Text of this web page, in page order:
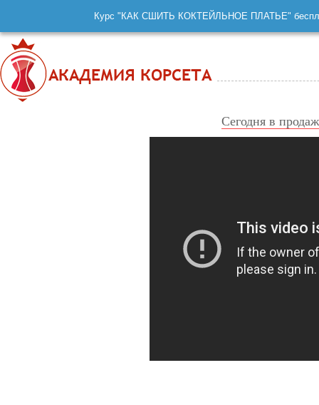
Курс "КАК СШИТЬ КОКТЕЙЛЬНОЕ ПЛАТЬЕ"
Сегодня в